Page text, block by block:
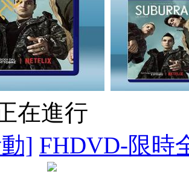
在進行
] FHDVD-限時